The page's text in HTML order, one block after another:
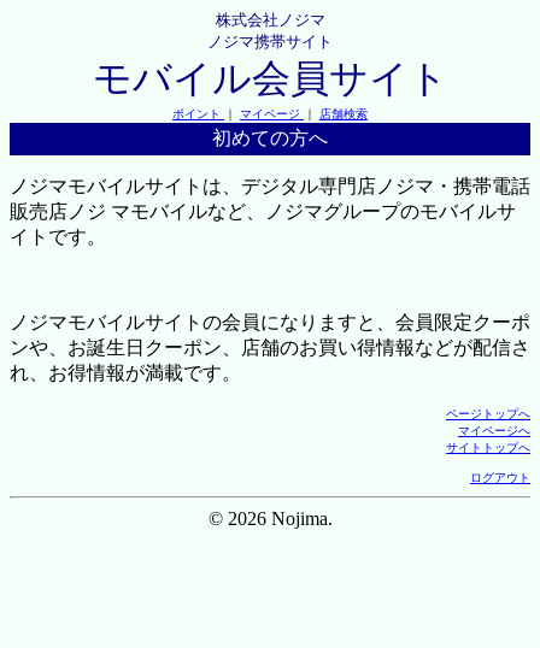
株式会社ノジマ
ノジマ携帯サイト
モバイル会員サイト
ポイント ｜ マイページ ｜ 店舗検索
初めての方へ
ノジマモバイルサイトは、デジタル専門店ノジマ・携帯電話
販売店ノジ マモバイルなど、ノジマグループのモバイルサ
イトです。
ノジマモバイルサイトの会員になりますと、会員限定クーポ
ンや、お誕生日クーポン、店舗のお買い得情報などが配信さ
れ、お得情報が満載です。
ページトップへ
マイページへ
サイトトップへ
ログアウト
© 2026 Nojima.